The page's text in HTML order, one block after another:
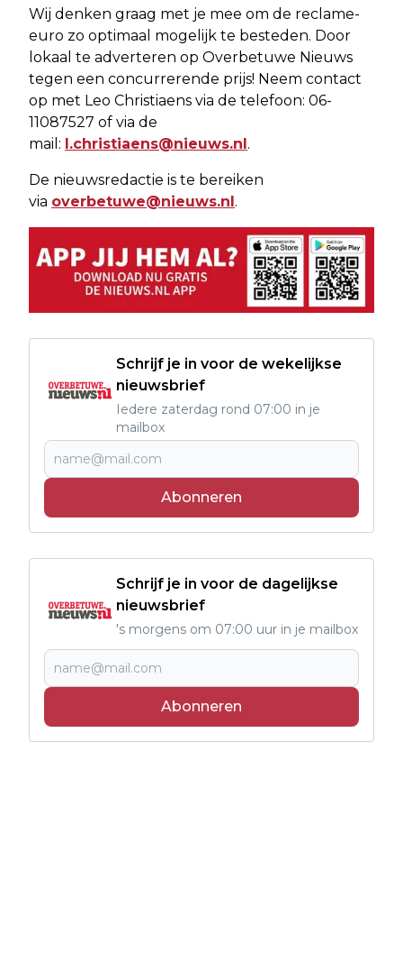
Wij denken graag met je mee om de reclame-
euro zo optimaal mogelijk te besteden. Door
lokaal te adverteren op Overbetuwe Nieuws
tegen een concurrerende prijs! Neem contact
op met Leo Christiaens via de telefoon: 06-
11087527 of via de
mail: l.christiaens@nieuws.nl .
De nieuwsredactie is te bereiken
via overbetuwe@nieuws.nl .
Schrijf je in voor de wekelijkse
nieuwsbrief
Iedere zaterdag rond 07:00 in je
mailbox
Abonneren
Schrijf je in voor de dagelijkse
nieuwsbrief
's morgens om 07:00 uur in je mailbox
Abonneren